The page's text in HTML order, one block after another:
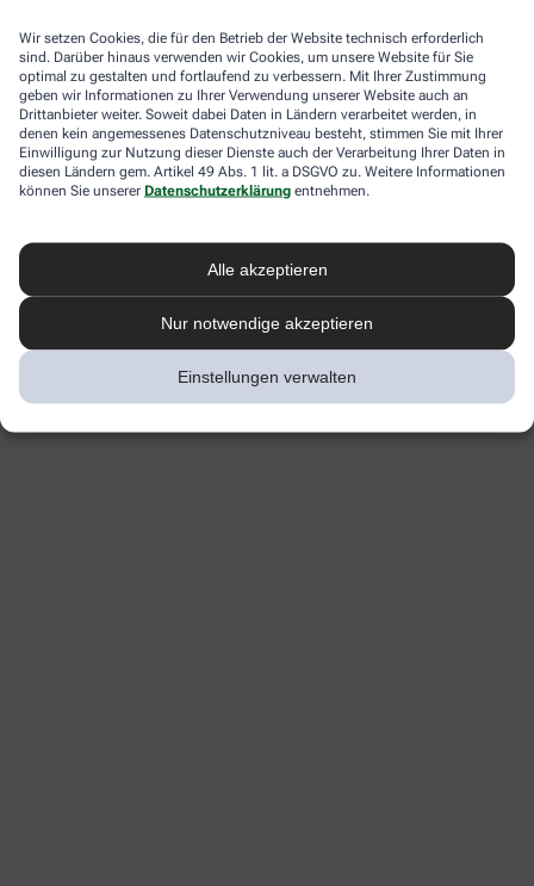
Wir setzen Cookies, die für den Betrieb der Website technisch erforderlich
sind. Darüber hinaus verwenden wir Cookies, um unsere Website für Sie
optimal zu gestalten und fortlaufend zu verbessern. Mit Ihrer Zustimmung
geben wir Informationen zu Ihrer Verwendung unserer Website auch an
Drittanbieter weiter. Soweit dabei Daten in Ländern verarbeitet werden, in
denen kein angemessenes Datenschutzniveau besteht, stimmen Sie mit Ihrer
Einwilligung zur Nutzung dieser Dienste auch der Verarbeitung Ihrer Daten in
diesen Ländern gem. Artikel 49 Abs. 1 lit. a DSGVO zu. Weitere Informationen
können Sie unserer Datenschutzerklärung entnehmen.
Alle akzeptieren
Nur notwendige akzeptieren
Einstellungen verwalten